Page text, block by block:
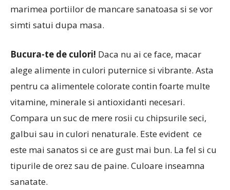
marimea portiilor de mancare sanatoasa si se vor
simti satui dupa masa.
Bucura-te de culori! Daca nu ai ce face, macar
alege alimente in culori puternice si vibrante. Asta
pentru ca alimentele colorate contin foarte multe
vitamine, minerale si antioxidanti necesari.
Compara un suc de mere rosii cu chipsurile seci,
galbui sau in culori nenaturale. Este evident ce
este mai sanatos si ce are gust mai bun. La fel si cu
tipurile de orez sau de paine. Culoare inseamna
sanatate.